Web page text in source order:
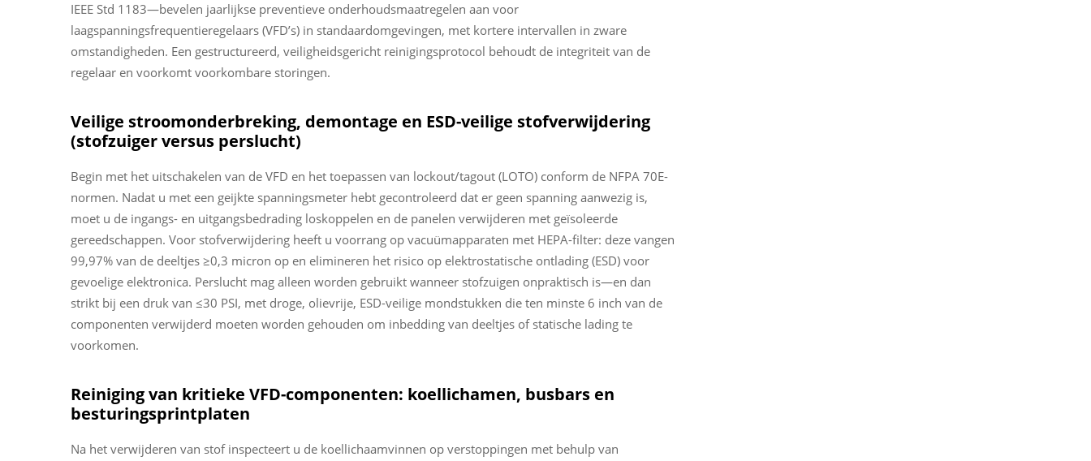
IEEE Std 1183—bevelen jaarlijkse preventieve onderhoudsmaatregelen aan voor
laagspanningsfrequentieregelaars (VFD’s) in standaardomgevingen, met kortere intervallen in zware
omstandigheden. Een gestructureerd, veiligheidsgericht reinigingsprotocol behoudt de integriteit van de
regelaar en voorkomt voorkombare storingen.
Veilige stroomonderbreking, demontage en ESD-veilige stofverwijdering
(stofzuiger versus perslucht)
Begin met het uitschakelen van de VFD en het toepassen van lockout/tagout (LOTO) conform de NFPA 70E-
normen. Nadat u met een geijkte spanningsmeter hebt gecontroleerd dat er geen spanning aanwezig is,
moet u de ingangs- en uitgangsbedrading loskoppelen en de panelen verwijderen met geïsoleerde
gereedschappen. Voor stofverwijdering heeft u voorrang op vacuümapparaten met HEPA-filter: deze vangen
99,97% van de deeltjes ≥0,3 micron op en elimineren het risico op elektrostatische ontlading (ESD) voor
gevoelige elektronica. Perslucht mag alleen worden gebruikt wanneer stofzuigen onpraktisch is—en dan
strikt bij een druk van ≤30 PSI, met droge, olievrije, ESD-veilige mondstukken die ten minste 6 inch van de
componenten verwijderd moeten worden gehouden om inbedding van deeltjes of statische lading te
voorkomen.
Reiniging van kritieke VFD-componenten: koellichamen, busbars en
besturingsprintplaten
Na het verwijderen van stof inspecteert u de koellichaamvinnen op verstoppingen met behulp van